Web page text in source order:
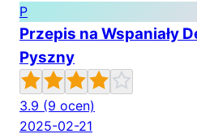
P
Przepis na Wspaniały
Pyszny
3.9 (9 ocen)
2025-02-21